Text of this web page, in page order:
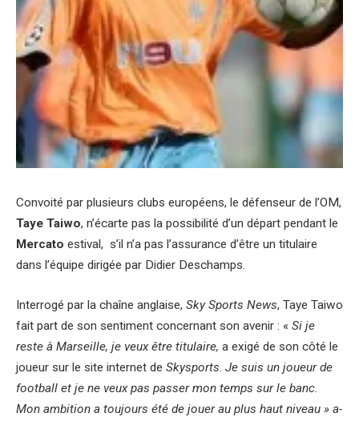
Convoité par plusieurs clubs européens, le défenseur de l’OM,
Taye Taiwo, n’écarte pas la possibilité d’un départ pendant le
Mercato estival, s’il n’a pas l’assurance d’être un titulaire
dans l’équipe dirigée par Didier Deschamps.
Interrogé par la chaîne anglaise, Sky Sports News, Taye Taiwo
fait part de son sentiment concernant son avenir : « Si je
reste à Marseille, je veux être titulaire, a exigé de son côté le
joueur sur le site internet de Skysports. Je suis un joueur de
football et je ne veux pas passer mon temps sur le banc.
Mon ambition a toujours été de jouer au plus haut niveau » a-